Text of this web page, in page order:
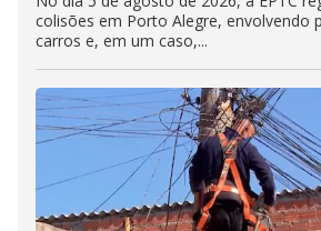
colisões em Porto Alegre, envolvendo
carros e, em um caso,...